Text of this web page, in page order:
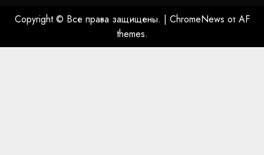
Copyright © Все права защищены. | ChromeNews от AF
themes.